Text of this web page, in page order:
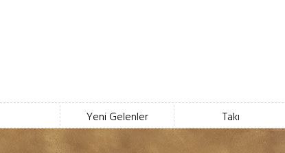
Yeni Gelenler Takı